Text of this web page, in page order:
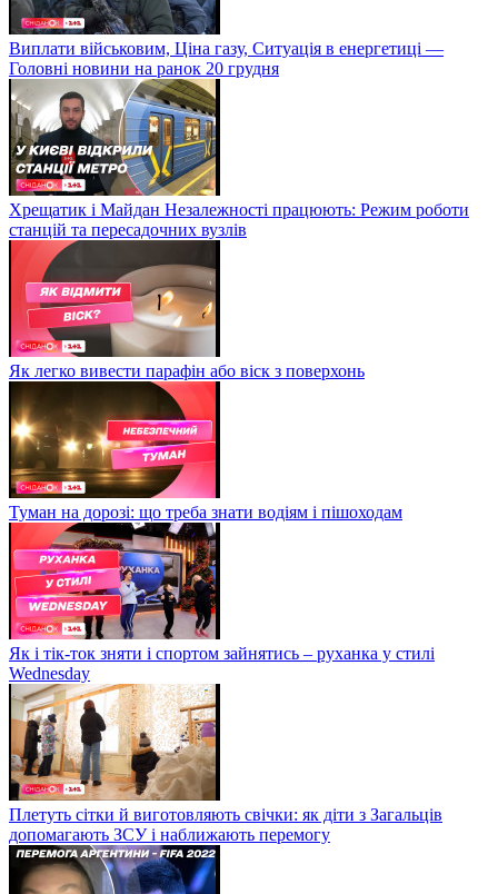
Виплати військовим, Ціна газу, Ситуація в енергетиці —
Головні новини на ранок 20 грудня
Хрещатик і Майдан Незалежності працюють: Режим роботи
станцій та пересадочних вузлів
Як легко вивести парафін або віск з поверхонь
Туман на дорозі: що треба знати водіям і пішоходам
Як і тік-ток зняти і спортом зайнятись – руханка у стилі
Wednesday
Плетуть сітки й виготовляють свічки: як діти з Загальців
допомагають ЗСУ і наближають перемогу